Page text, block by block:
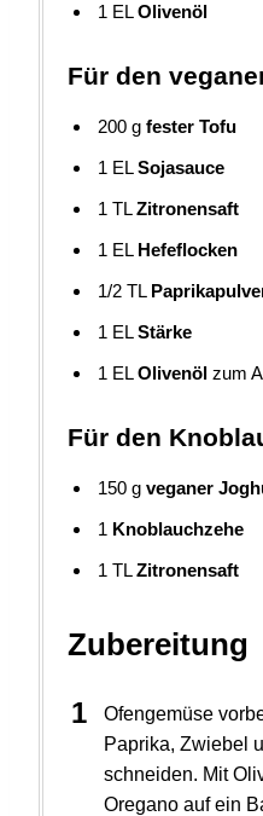
1 EL Olivenöl
Für den
200 g fester Tofu
1 EL Sojasauce
1 TL Zitronensaft
1 EL Hefeflocken
1/2 TL
1 EL Stärke
1 EL Olivenöl zum
Für den
150 g veganer
1 Knoblauchzehe
1 TL Zitronensaft
Zubereitung
Ofengemüse
Paprika, Zwiebel
schneiden. Mit
Oregano auf ein